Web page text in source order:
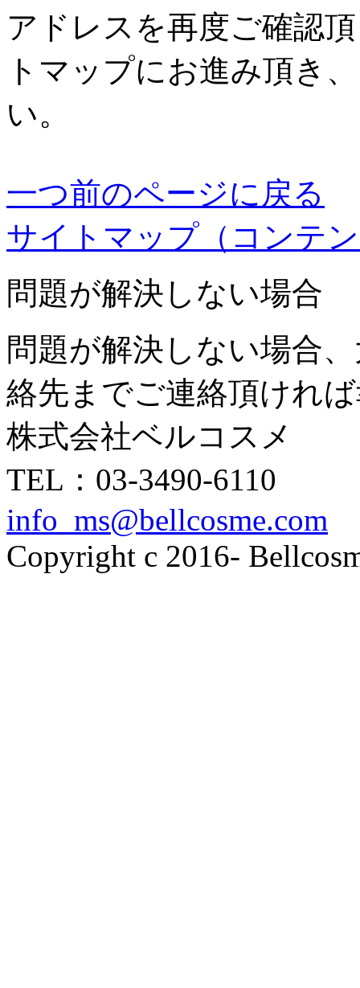
アドレスを再度ご確認
トマップにお進み頂き
い。
一つ前のページに戻る
サイトマップ（コンテ
問題が解決しない場合
問題が解決しない場合
絡先までご連絡頂けれ
株式会社ベルコスメ
TEL：03-3490-6110
info_ms@bellcosme.com
Copyright c 2016-